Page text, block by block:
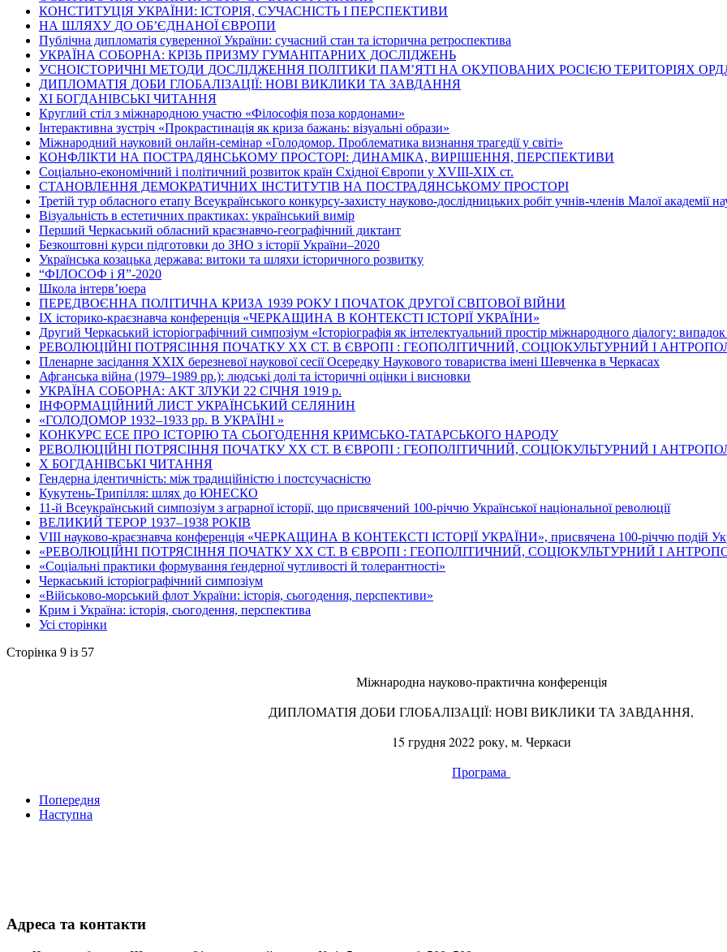
КОНСТИТУЦІЯ УКРАЇНИ: ІСТОРІЯ, СУЧАСНІСТЬ І ПЕРСПЕКТИВИ
НА ШЛЯХУ ДО ОБ’ЄДНАНОЇ ЄВРОПИ
Публічна дипломатія суверенної України: сучасний стан та історична ретроспектива
УКРАЇНА СОБОРНА: КРІЗЬ ПРИЗМУ ГУМАНІТАРНИХ ДОСЛІДЖЕНЬ
УСНОІСТОРИЧНІ МЕТОДИ ДОСЛІДЖЕННЯ ПОЛІТИКИ ПАМ’ЯТІ НА ОКУПОВАНИХ РОСІЄЮ ТЕРИТОРІЯХ
ДИПЛОМАТІЯ ДОБИ ГЛОБАЛІЗАЦІЇ: НОВІ ВИКЛИКИ ТА ЗАВДАННЯ
ХІ БОГДАНІВСЬКІ ЧИТАННЯ
Круглий стіл з міжнародною участю «Філософія поза кордонами»
Інтерактивна зустріч «Прокрастинація як криза бажань: візуальні образи»
Міжнародний науковий онлайн-семінар «Голодомор. Проблематика визнання трагедії у світі»
КОНФЛІКТИ НА ПОСТРАДЯНСЬКОМУ ПРОСТОРІ: ДИНАМІКА, ВИРІШЕННЯ, ПЕРСПЕКТИВИ
Соціально-економічний і політичний розвиток країн Східної Європи у ХVІІІ-ХІХ ст.
СТАНОВЛЕННЯ ДЕМОКРАТИЧНИХ ІНСТИТУТІВ НА ПОСТРАДЯНСЬКОМУ ПРОСТОРІ
Третій тур обласного етапу Всеукраїнського конкурсу-захисту науково-дослідницьких робіт учнів-членів Малої академії
Візуальність в естетичних практиках: український вимір
Перший Черкаський обласний краєзнавчо-географічний диктант
Безкоштовні курси підготовки до ЗНО з історії України–2020
Українська козацька держава: витоки та шляхи історичного розвитку
“ФІЛОСОФ і Я”-2020
Школа інтерв’юера
ПЕРЕДВОЄННА ПОЛІТИЧНА КРИЗА 1939 РОКУ І ПОЧАТОК ДРУГОЇ СВІТОВОЇ ВІЙНИ
ІХ історико-краєзнавча конференція «ЧЕРКАЩИНА В КОНТЕКСТІ ІСТОРІЇ УКРАЇНИ»
Другий Черкаський історіографічний симпозіум «Історіографія як інтелектуальний простір міжнародного діалогу:
РЕВОЛЮЦІЙНІ ПОТРЯСІННЯ ПОЧАТКУ ХХ СТ. В ЄВРОПІ : ГЕОПОЛІТИЧНИЙ, СОЦІОКУЛЬТУРНИЙ І
Пленарне засідання ХХІХ березневої наукової сесії Осередку Наукового товариства імені Шевченка в Черкасах
Афганська війна (1979–1989 рр.): людські долі та історичні оцінки і висновки
УКРАЇНА СОБОРНА: АКТ ЗЛУКИ 22 СІЧНЯ 1919 р.
ІНФОРМАЦІЙНИЙ ЛИСТ УКРАЇНСЬКИЙ СЕЛЯНИН
«ГОЛОДОМОР 1932–1933 рр. В УКРАЇНІ »
КОНКУРС ЕСЕ ПРО ІСТОРІЮ ТА СЬОГОДЕННЯ КРИМСЬКО-ТАТАРСЬКОГО НАРОДУ
РЕВОЛЮЦІЙНІ ПОТРЯСІННЯ ПОЧАТКУ ХХ СТ. В ЄВРОПІ : ГЕОПОЛІТИЧНИЙ, СОЦІОКУЛЬТУРНИЙ І
Х БОГДАНІВСЬКІ ЧИТАННЯ
Гендерна ідентичність: між традиційністю і постсучасністю
Кукутень-Трипілля: шлях до ЮНЕСКО
11-й Всеукраїнський симпозіум з аграрної історії, що присвячений 100-річчю Української національної революції
ВЕЛИКИЙ ТЕРОР 1937–1938 РОКІВ
VІІІ науково-краєзнавча конференція «ЧЕРКАЩИНА В КОНТЕКСТІ ІСТОРІЇ УКРАЇНИ», присвячена 100-річчю подій
«РЕВОЛЮЦІЙНІ ПОТРЯСІННЯ ПОЧАТКУ ХХ СТ. В ЄВРОПІ : ГЕОПОЛІТИЧНИЙ, СОЦІОКУЛЬТУРНИЙ І
«Соціальні практики формування ґендерної чутливості й толерантності»
Черкаський історіографічний симпозіум
«Військово-морський флот України: історія, сьогодення, перспективи»
Крим і Україна: історія, сьогодення, перспектива
Усі сторінки
Сторінка 9 із 57
Міжнародна науково-практична конференція
ДИПЛОМАТІЯ ДОБИ ГЛОБАЛІЗАЦІЇ: НОВІ ВИКЛИКИ ТА ЗАВДАННЯ,
15 грудня 2022 року, м. Черкаси
Програма
Попередня
Наступна
Адреса та контакти